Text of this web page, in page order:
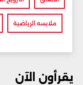
ملابسه الرياضية
يقرأون الآن